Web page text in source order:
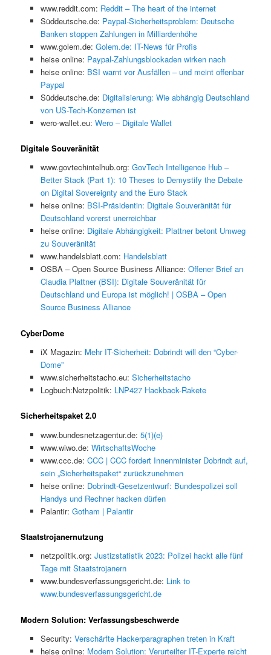
www.reddit.com: Reddit – The heart of the internet
Süddeutsche.de: Paypal-Sicherheitsproblem: Deutsche
Banken stoppen Zahlungen in Milliardenhöhe
www.golem.de: Golem.de: IT-News für Profis
heise online: Paypal-Zahlungsblockaden wirken nach
heise online: BSI warnt vor Ausfällen – und meint offenbar
Paypal
Süddeutsche.de: Digitalisierung: Wie abhängig Deutschland
von US-Tech-Konzernen ist
wero-wallet.eu: Wero – Digitale Wallet
Digitale Souveränität
www.govtechintelhub.org: GovTech Intelligence Hub –
Better Stack (Part 1): 10 Theses to Demystify the Debate
on Digital Sovereignty and the Euro Stack
heise online: BSI-Präsidentin: Digitale Souveränität für
Deutschland vorerst unerreichbar
heise online: Digitale Abhängigkeit: Plattner betont Umweg
zu Souveränität
www.handelsblatt.com: Handelsblatt
OSBA – Open Source Business Alliance: Offener Brief an
Claudia Plattner (BSI): Digitale Souveränität für
Deutschland und Europa ist möglich! | OSBA – Open
Source Business Alliance
CyberDome
iX Magazin: Mehr IT-Sicherheit: Dobrindt will den “Cyber-
Dome”
www.sicherheitstacho.eu: Sicherheitstacho
Logbuch:Netzpolitik: LNP427 Hackback-Rakete
Sicherheitspaket 2.0
www.bundesnetzagentur.de: 5(1)(e)
www.wiwo.de: WirtschaftsWoche
www.ccc.de: CCC | CCC fordert Innenminister Dobrindt auf,
sein „Sicherheitspaket“ zurückzunehmen
heise online: Dobrindt-Gesetzentwurf: Bundespolizei soll
Handys und Rechner hacken dürfen
Palantir: Gotham | Palantir
Staatstrojanernutzung
netzpolitik.org: Justizstatistik 2023: Polizei hackt alle fünf
Tage mit Staatstrojanern
www.bundesverfassungsgericht.de: Link to
www.bundesverfassungsgericht.de
Modern Solution: Verfassungsbeschwerde
Security: Verschärfte Hackerparagraphen treten in Kraft
heise online: Modern Solution: Verurteilter IT-Experte reicht